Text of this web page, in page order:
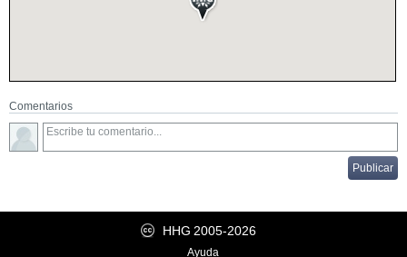
Comentarios
HHG 2005-2026
Ayuda